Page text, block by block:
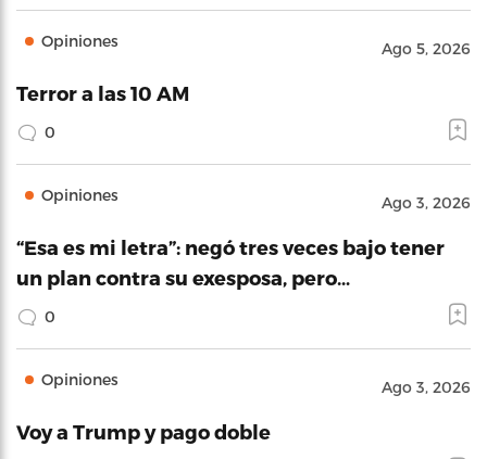
Opiniones Ago 5, 2026
Terror a las 10 AM
0
Opiniones Ago 3, 2026
“Esa es mi letra”: negó tres veces bajo tener
un plan contra su exesposa, pero…
0
Opiniones Ago 3, 2026
Voy a Trump y pago doble